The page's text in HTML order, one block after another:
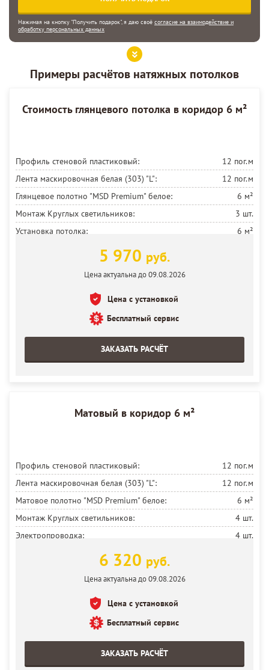
Нажимая на кнопку "Получить подарок", я даю своё согласие на взаимодействие и
обработку персональных данных
Примеры расчётов натяжных потолков
Стоимость глянцевого потолка в коридор 6 м²
Профиль стеновой пластиковый:
12 пог.м
Лента маскировочная белая (303) "L":
12 пог.м
Глянцевое полотно "MSD Premium" белое:
6 м²
Монтаж Круглых светильников:
3 шт.
Установка потолка:
6 м²
5 970 руб.
Цена актуальна до 09.08.2026
Цена с установкой
Бесплатный сервис
ЗАКАЗАТЬ РАСЧЁТ
Матовый в коридор 6 м²
Профиль стеновой пластиковый:
12 пог.м
Лента маскировочная белая (303) "L":
12 пог.м
Матовое полотно "MSD Premium" белое:
6 м²
Монтаж Круглых светильников:
4 шт.
Электропроводка:
4 шт.
6 320 руб.
Цена актуальна до 09.08.2026
Цена с установкой
Бесплатный сервис
ЗАКАЗАТЬ РАСЧЁТ